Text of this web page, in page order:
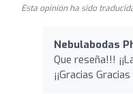
Esta opinión ha sido
Nebulabodas
Que reseña!!!
¡¡Gracias